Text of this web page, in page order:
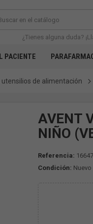
¿Tienes alguna duda?
PACIENTE
utensilios de alimentación
AVENT
NIÑO
Referencia:
Condición: Nuevo